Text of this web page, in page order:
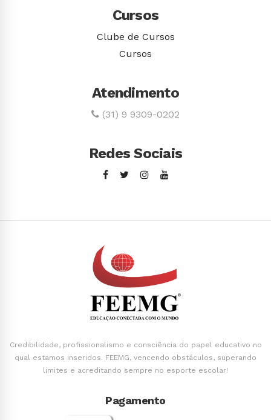
Cursos
Clube de Cursos
Cursos
Atendimento
(31) 9 9309-0202
Redes Sociais
Credibilidade, profissionalismo e consciência do papel educativo no
qual estamos inseridos. FEEMG, vencendo obstáculos, superando
limites e acreditando sempre no esporte escolar!
Pagamento